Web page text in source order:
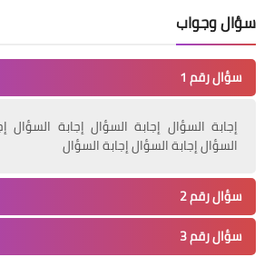
سؤال وجواب
سؤال رقم 1
إجابة السؤال إجابة السؤال إجابة السؤال
السؤال إجابة السؤال إجابة السؤال
سؤال رقم 2
سؤال رقم 3